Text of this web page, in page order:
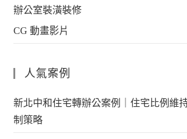
辦公室裝潢裝修
CG 動畫影片
人氣案例
新北中和住宅轉辦公案例｜住宅比例維
制策略